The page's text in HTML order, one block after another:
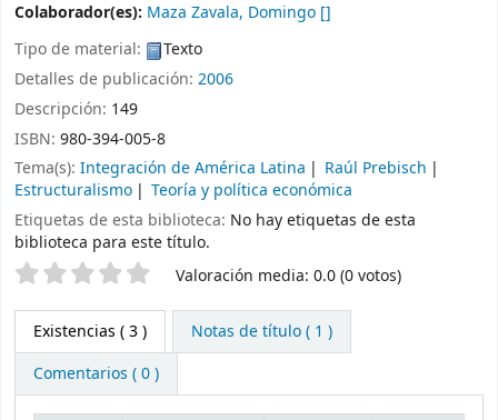
Colaborador(es): Maza Zavala, Domingo []
Tipo de material:
Texto
Detalles de publicación: 2006
Descripción: 149
ISBN: 980-394-005-8
Tema(s): Integración de América Latina
Raúl Prebisch
Estructuralismo
Teoría y política económica
Etiquetas de esta biblioteca: No hay etiquetas de esta
biblioteca para este título.
Valoración Valoración media: 0.0 (0 votos)
Existencias ( 3 )
Notas de título ( 1 )
Comentarios ( 0 )